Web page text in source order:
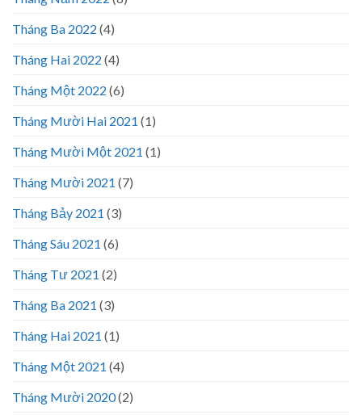
Tháng Ba 2022 (4)
Tháng Hai 2022 (4)
Tháng Một 2022 (6)
Tháng Mười Hai 2021 (1)
Tháng Mười Một 2021 (1)
Tháng Mười 2021 (7)
Tháng Bảy 2021 (3)
Tháng Sáu 2021 (6)
Tháng Tư 2021 (2)
Tháng Ba 2021 (3)
Tháng Hai 2021 (1)
Tháng Một 2021 (4)
Tháng Mười 2020(2)